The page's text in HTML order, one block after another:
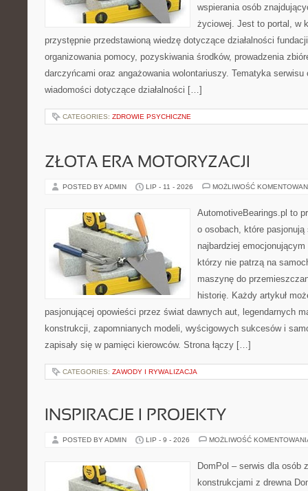
wspierania osób
życiowej. Jest to portal, w
przystępnie przedstawioną wiedzę dotyczące działalności
organizowania pomocy, pozyskiwania środków, prowadzenia
darczyńcami oraz angażowania wolontariuszy. Tematyka
wiadomości dotyczące działalności […]
CATEGORIES: ZDROWIE PSYCHICZNE
ZŁOTA ERA MOTORYZACJI
POSTED BY ADMIN LIP - 11 - 2026 MOŻLIWOŚĆ
AutomotiveBearings.pl to
o osobach, które
najbardziej
którzy nie patrzą na
maszynę do
historię. Każdy artykuł
pasjonującej opowieści przez świat dawnych aut, legendarnych
konstrukcji, zapomnianych modeli, wyścigowych sukcesów i
zapisały się w pamięci kierowców. Strona łączy […]
CATEGORIES: ZAWODY I RYWALIZACJA
INSPIRACJE I PROJEKTY
POSTED BY ADMIN LIP - 9 - 2026 MOŻLIWOŚĆ
DomPol – serwis dla osób
konstrukcjami z drewna